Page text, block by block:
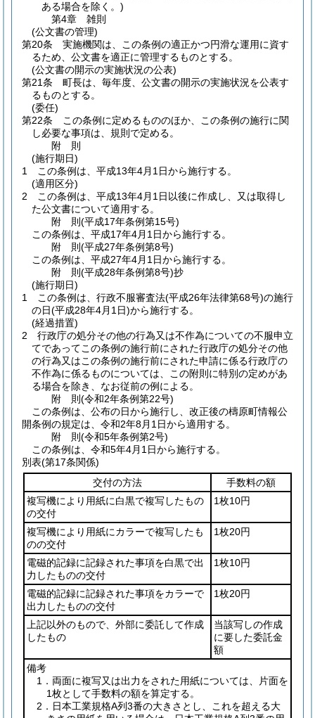
ある場合を除く。)
第4章
雑則
(公文書の管理)
第20条
実施機関は、この条例の適正かつ円滑な運用に資す
るため、公文書を適正に管理するものとする。
(公文書の開示の実施状況の公表)
第21条
町長は、毎年度、公文書の開示の実施状況を公表す
るものとする。
(委任)
第22条
この条例に定めるもののほか、この条例の施行に関
し必要な事項は、規則で定める。
附 則
(施行期日)
1
この条例は、平成13年4月1日から施行する。
(適用区分)
2
この条例は、平成13年4月1日以後に作成し、又は取得し
た公文書について適用する。
附 則(平成17年条例第15号)
この条例は、平成17年4月1日から施行する。
附 則(平成27年条例第8号)
この条例は、平成27年4月1日から施行する。
附 則(平成28年条例第8号)抄
(施行期日)
1
この条例は、行政不服審査法(平成26年法律第68号)の施行
の日(平成28年4月1日)から施行する。
(経過措置)
2
行政庁の処分その他の行為又は不作為についての不服申立
てであってこの条例の施行前にされた行政庁の処分その他
の行為又はこの条例の施行前にされた申請に係る行政庁の
不作為に係るものについては、この附則に特別の定めがあ
る場合を除き、なお従前の例による。
附 則(令和2年条例第22号)
この条例は、公布の日から施行し、改正後の檮原町情報公
開条例の規定は、令和2年8月1日から適用する。
附 則(令和5年条例第2号)
この条例は、令和5年4月1日から施行する。
別表(第17条関係)
交付の方法
手数料の額
複写機により用紙に白黒で複写したもの
の交付
1枚10円
複写機により用紙にカラーで複写したも
のの交付
1枚20円
電磁的記録に記録された事項を白黒で出
力したものの交付
1枚10円
電磁的記録に記録された事項をカラーで
出力したものの交付
1枚20円
上記以外のもので、外部に委託して作成
したもの
当該写しの作成
に要した委託金
額
備考
1．両面に複写又は出力をされた用紙については、片面を
1枚として手数料の額を算定する。
2．日本工業規格A列3番の大きさとし、これを超える大